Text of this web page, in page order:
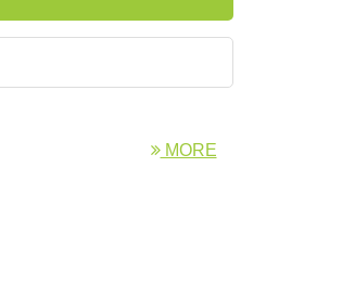
MORE